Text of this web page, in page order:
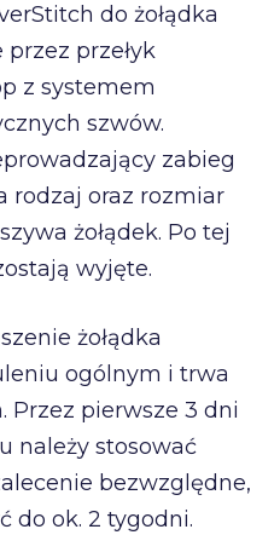
do żołądka
przełyk
z systemem
szwów.
zabieg
rodzaj oraz rozmiar
żołądek. Po tej
wyjęte.
żołądka
ogólnym i trwa
Przez pierwsze 3 dni
należy stosować
bezwzględne,
do ok. 2 tygodni.